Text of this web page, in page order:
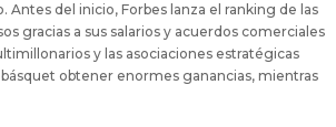
del inicio, Forbes lanza el ranking de las
gracias a sus salarios y acuerdos comerciales
y las asociaciones estratégicas
obtener enormes ganancias, mientras